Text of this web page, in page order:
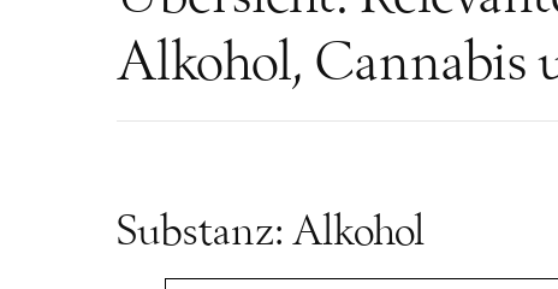
Alkohol, Cannabis
Substanz: Alkohol